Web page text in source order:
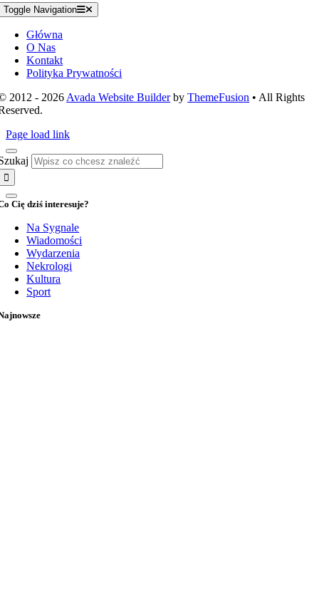
Toggle Navigation
Główna
O Nas
Kontakt
Polityka Prywatności
2012 - 2026 Avada Website BuilderbyThemeFusion • All Rights
Page load link
Cię dziś interesuje?
Na Sygnale
Wiadomości
Wydarzenia
Nekrologi
Kultura
Sport